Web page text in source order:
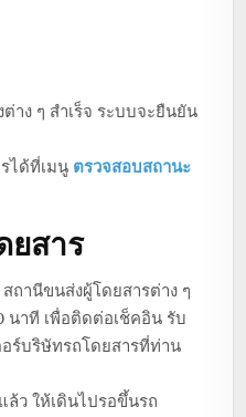
าง ๆ สำเร็จ ระบบจะยืนยัน
ได้ที่เมนู ตรวจสอบสถานะ
ยสาร
ถานีขนส่งผู้โดยสารต่าง ๆ
นาที เพื่อติดต่อเช็คอิน รับ
อร์บริษัทรถโดยสารที่ท่าน
ล้ว ให้เดินไปรอขึ้นรถ